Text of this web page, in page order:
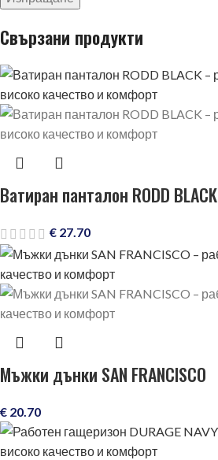
Свързани продукти
Ватиран панталон RODD BLACK
€ 27.70
Мъжки дънки SAN FRANCISCO
€ 20.70